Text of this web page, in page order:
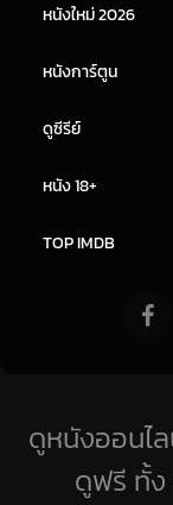
หนังใหม่ 2026
หนังการ์ตูน
ดูซีรีย์
หนัง 18+
TOP IMDB
ดูหนังออนไ
ดูฟรี ทั้ง